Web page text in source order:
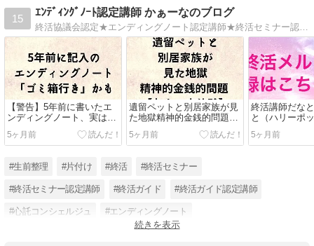
15
ｴﾝﾃﾞｨﾝｸﾞﾉｰﾄ認定講師 かぁーなのブログ
終活協議会認定★エンディングノート認定講師★終活セミナー認定講師★終活ガイド認定講師★心託コンシェルジュ（オンライン片付けアドバイザー勉強中♪）の かぁーなです☆お役立ち情報満載♪
【警告】5年前に書いたエ
ンディングノート、実は
「ゴミ箱行き」かも？
5ヶ月前
遺留ペットと別居家族が見
た地獄精神的金銭的問題
【友人の実体験】
5ヶ月前
終活講師だな
と（ハリーポ
5ヶ月前
#生前整理 #片付け #終活 #終活セミナー
#終活セミナー認定講師 #終活ガイド #終活ガイド認定講師
#心託コンシェルジュ #エンディングノート
続きを表示